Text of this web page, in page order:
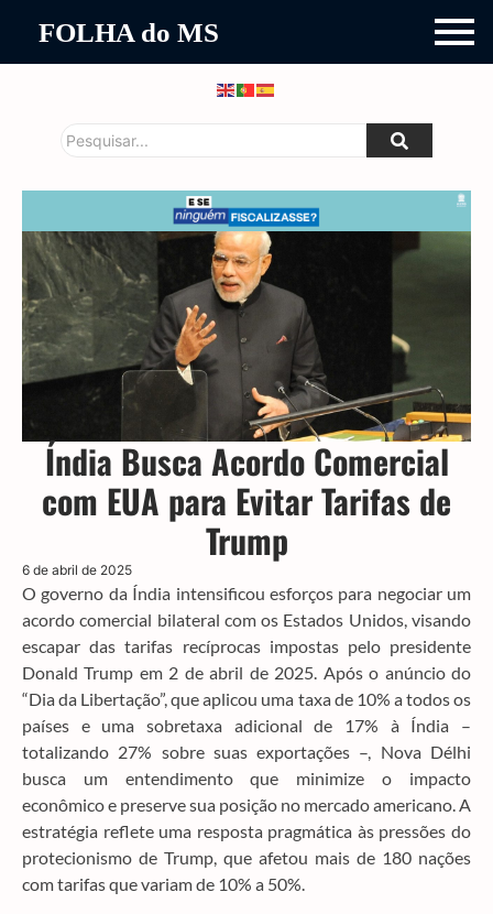
FOLHA do MS
Índia Busca Acordo Comercial
com EUA para Evitar Tarifas de
Trump
6 de abril de 2025
O governo da Índia intensificou esforços para negociar um
acordo comercial bilateral com os Estados Unidos, visando
escapar das tarifas recíprocas impostas pelo presidente
Donald Trump em 2 de abril de 2025. Após o anúncio do
“Dia da Libertação”, que aplicou uma taxa de 10% a todos os
países e uma sobretaxa adicional de 17% à Índia –
totalizando 27% sobre suas exportações –, Nova Délhi
busca um entendimento que minimize o impacto
econômico e preserve sua posição no mercado americano. A
estratégia reflete uma resposta pragmática às pressões do
protecionismo de Trump, que afetou mais de 180 nações
com tarifas que variam de 10% a 50%.